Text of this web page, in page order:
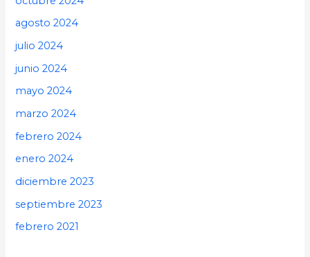
agosto 2024
julio 2024
junio 2024
mayo 2024
marzo 2024
febrero 2024
enero 2024
diciembre 2023
septiembre 2023
febrero 2021